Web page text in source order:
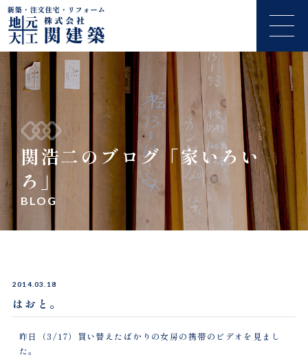
関浩二のブログ「家いろい
ろ」
BLOG
2014.03.18
はおと。
昨日（3/17）買い替えたばかりの女房の携帯のビデオを見まし
た。